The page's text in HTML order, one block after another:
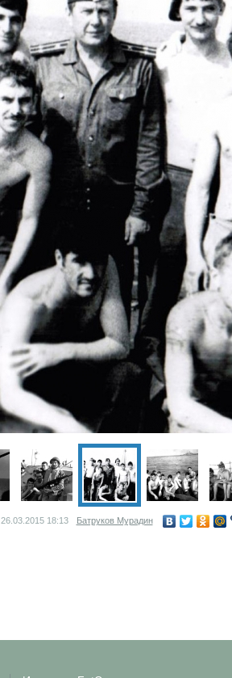
26.03.2015 18:13 Батруков Мурадин